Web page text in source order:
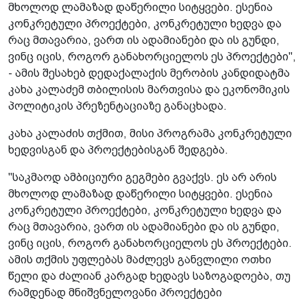
მხოლოდ ლამაზად დაწერილი სიტყვები. ესენია
კონკრეტული პროექტები, კონკრეტული ხედვა და
რაც მთავარია, ვართ ის ადამიანები და ის გუნდი,
ვინც იცის, როგორ განახორციელოს ეს პროექტები",
- ამის შესახებ დედაქალაქის მერობის კანდიდატმა
კახა კალაძემ თბილისის მართვისა და ეკონომიკის
პოლიტიკის პრეზენტაციაზე განაცხადა.
კახა კალაძის თქმით, მისი პროგრამა კონკრეტული
ხედვისგან და პროექტებისგან შედგება.
"საკმაოდ ამბიციური გეგმები გვაქვს. ეს არ არის
მხოლოდ ლამაზად დაწერილი სიტყვები. ესენია
კონკრეტული პროექტები, კონკრეტული ხედვა და
რაც მთავარია, ვართ ის ადამიანები და ის გუნდი,
ვინც იცის, როგორ განახორციელოს ეს პროექტები.
ამის თქმის უფლებას მაძლევს განვლილი ოთხი
წელი და ძალიან კარგად ხედავს საზოგადოება, თუ
რამდენად მნიშვნელოვანი პროექტები